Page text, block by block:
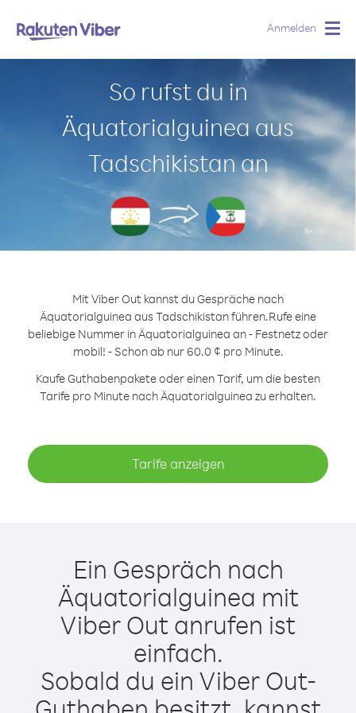
Anmelden
So rufst du in
Äquatorialguinea aus
Tadschikistan an
Mit Viber Out kannst du Gespräche nach
Äquatorialguinea aus Tadschikistan führen.Rufe eine
beliebige Nummer in Äquatorialguinea an - Festnetz oder
mobil! - Schon ab nur 60.0 ¢ pro Minute.
Kaufe Guthabenpakete oder einen Tarif, um die besten
Tarife pro Minute nach Äquatorialguinea zu erhalten.
Tarife anzeigen
Ein Gespräch nach
Äquatorialguinea mit
Viber Out anrufen ist
einfach.
Sobald du ein Viber Out-